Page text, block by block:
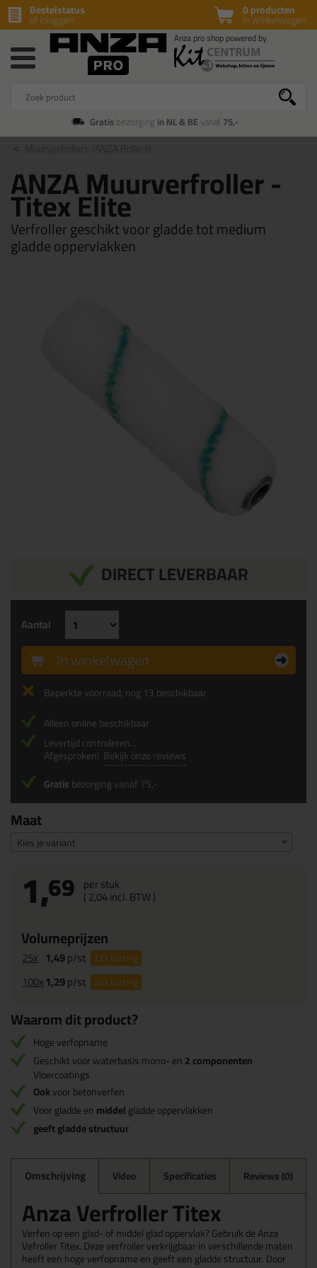
0 producten
in winkelwagen
Bestelstatus
of inloggen
Gratisbezorging in NL & BEvanaf75,-
Muurverfrollers
ANZA Muurverfroller -
Titex Elite
Verfroller geschikt voor gladde tot medium
gladde oppervlakken
DIRECT LEVERBAAR
Maat
Kies je variant
1,69 per stuk
(2,04incl. BTW )
Volumeprijzen
25x 1,49p/st 12%korting
100x1,29p/st 24%korting
Aantal
In winkelwagen
Beperkte voorraad, nog 13 beschikbaar
Alleen online beschikbaar
Levertijd controleren...
Afgesproken! Bekijk onze reviews
Gratisbezorging vanaf 75,-
Waarom dit product?
Hoge verfopname
Geschikt voor waterbasis mono- en2 componenten
Vloercoatings
Ookvoor betonverfen
Voor gladde enmiddelgladde oppervlakken
geeft gladde structuur
Omschrijving Video Specificaties Reviews (0)
Anza Verfroller Titex
Verfen op een glad- of middel glad oppervlak? Gebruik de Anza
Vefroller Titex. Deze verfroller verkrijgbaar in verschillende maten
heeft een hoge verfopname en geeft een gladde structuur. Door